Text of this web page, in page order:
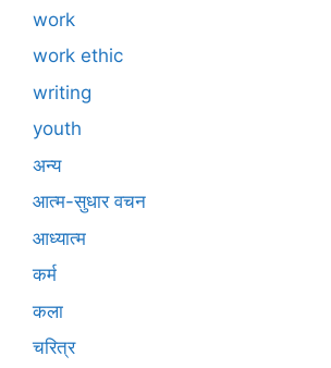
work
work ethic
writing
youth
अन्य
आत्म-सुधार वचन
आध्यात्म
कर्म
कला
चरित्र